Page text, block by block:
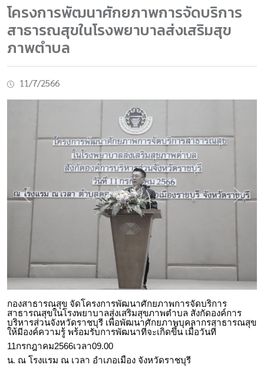
โครงการพัฒนาศักยภาพการจัดบริการ
สาธารณสุขในโรงพยาบาลส่งเสริมสุข
ภาพตำบล
11/7/2566
Previous Next
กองสาธารณสุข จัดโครงการพัฒนาศักยภาพการจัดบริการ
สาธารณสุขในโรงพยาบาลส่งเสริมสุขภาพตำบล สังกัดองค์การ
บริหารส่วนจังหวัดราชบุรี เพื่อพัฒนาศักยภาพบุคลากรสาธารณสุข
ให้มีองค์ความรู้ พร้อมรับการพัฒนาที่จะเกิดขึ้น เมื่อวันที่
11กรกฎาคม2566เวลา09.00
น. ณ โรงแรม ณ เวลา อำเภอเมือง จังหวัดราชบุรี